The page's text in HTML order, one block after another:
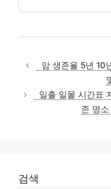
암 생존율 5년 10
일출 일몰 시간표
존 명
검색